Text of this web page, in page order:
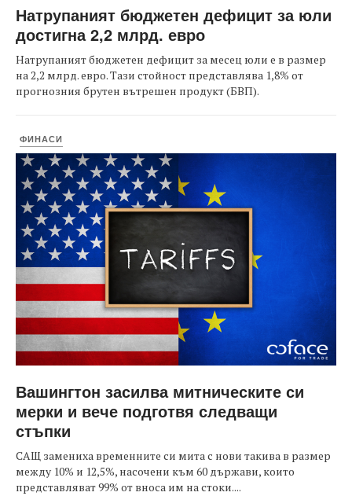
Натрупаният бюджетен дефицит за юли
достигна 2,2 млрд. евро
Натрупаният бюджетен дефицит за месец юли е в размер
на 2,2 млрд. евро. Тази стойност представлява 1,8% от
прогнозния брутен вътрешен продукт (БВП).
ФИНАСИ
Вашингтон засилва митническите си
мерки и вече подготвя следващи
стъпки
САЩ замениха временните си мита с нови такива в размер
между 10% и 12,5%, насочени към 60 държави, които
представляват 99% от вноса им на стоки....